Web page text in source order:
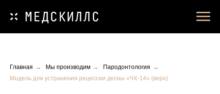
Главная → Мы производим → Пародонтология →
Модель для устранения рецессии десны «ЧХ-14» (верх)